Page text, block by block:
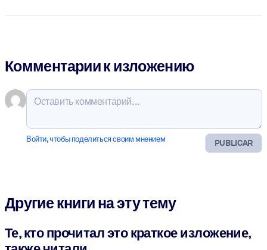
Комментарии к изложению
PUBLICAR
Войти, чтобы поделиться своим мнением
Другие книги на эту тему
Те, кто прочитал это краткое изложение,